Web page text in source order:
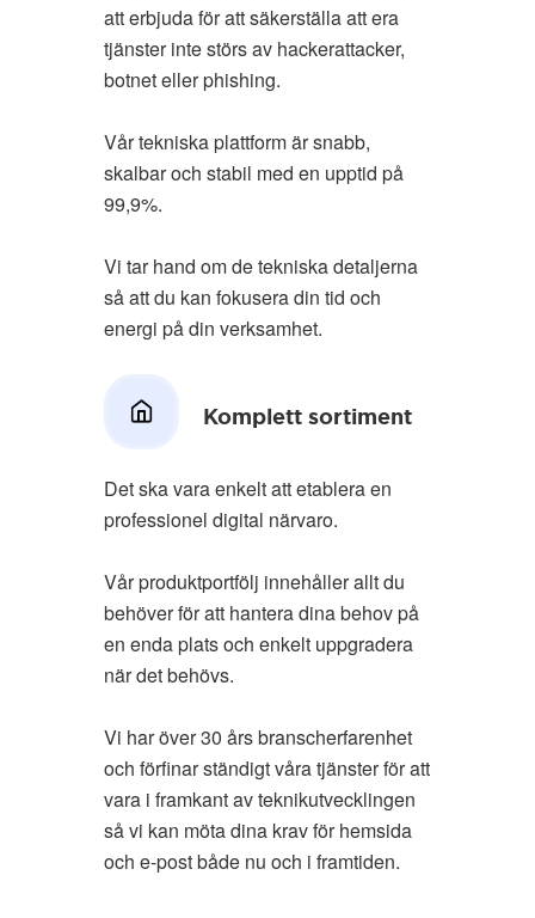
att erbjuda för att säkerställa att era
tjänster inte störs av hackerattacker,
botnet eller phishing.
Vår tekniska plattform är snabb,
skalbar och stabil med en upptid på
99,9%.
Vi tar hand om de tekniska detaljerna
så att du kan fokusera din tid och
energi på din verksamhet.
Komplett sortiment
Det ska vara enkelt att etablera en
professionel digital närvaro.
Vår produktportfölj innehåller allt du
behöver för att hantera dina behov på
en enda plats och enkelt uppgradera
när det behövs.
Vi har över 30 års branscherfarenhet
och förfinar ständigt våra tjänster för att
vara i framkant av teknikutvecklingen
så vi kan möta dina krav för hemsida
och e-post både nu och i framtiden.